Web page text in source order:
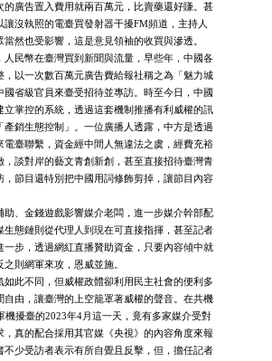
的廣告置入費用就兩百萬元，比賣藥還好賺。甚
讓沒執照的電臺買發射器干擾FM頻道，主持人
然也受影響，這是意見領袖的收買與滲透。
人民幣在臺灣買到新聞與流量，早些年，中國各
，以一次數百萬元廣告費給報社稱之為「魅力城
國省級官員來臺受招待並專訪。時至今日，中國
立掌控的系統，透過這套機制推播有利威權的訊
產銷生態控制」。一位廣播人透露，中方是透過
電臺聯繫，資金經中間人無違法之虞，經費充裕
，談對岸的藝文青創新創，甚至直接招待臺灣青
，節目還特別把中國用詞修飾剪掉，讓節目內容
助、金錢遊戲影響媒介老闆，進一步媒介幹部配
生態鏈則從代理人到現在可直接指揮，甚至記者
一步，透過網紅直播贊助資金，只要內容傾中就
則網軍來攻，恩威並施。
如此不同，但威權政體卻利用民主社會的便利多
自由，讓臺灣的上空籠罩著威權的聲音。在共機
機擾臺的2023年4月這一天，竟有多家媒介受對
，真的配合採用其官媒《央視》的內容角度來報
不少受訪者表示有所自覺且反擊，但，擔任記者